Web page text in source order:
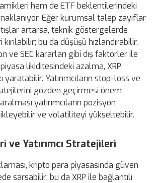
hem de ETF beklentilerindeki
Eğer kurumsal talep zayıflar
artarsa, teknik göstergelerde
bu da düşüşü hızlandırabilir.
ve SEC kararları gibi dış faktörler ile
likiditesindeki azalma, XRP
yaratabilir. Yatırımcıların stop-loss ve
gözden geçirmesi önem
yatırımcıların pozisyon
ve volatiliteyi yükseltebilir.
ve Yatırımcı Stratejileri
kripto para piyasasında güven
sarsabilir; bu da XRP ile bağlantılı